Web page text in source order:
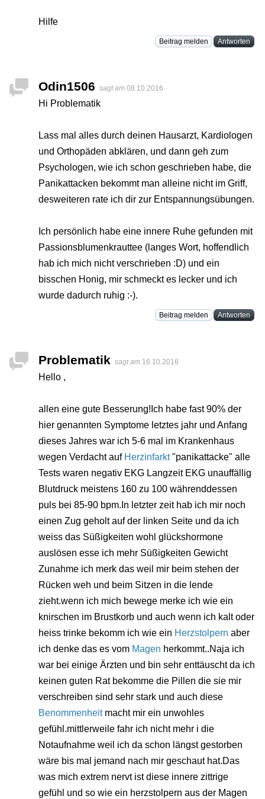
Hilfe
Beitrag melden Antworten
Odin1506 sagt am 08.10.2016
Hi Problematik
Lass mal alles durch deinen Hausarzt, Kardiologen
und Orthopäden abklären, und dann geh zum
Psychologen, wie ich schon geschrieben habe, die
Panikattacken bekommt man alleine nicht im Griff,
desweiteren rate ich dir zur Entspannungsübungen.
Ich persönlich habe eine innere Ruhe gefunden mit
Passionsblumenkrauttee (langes Wort, hoffendlich
hab ich mich nicht verschrieben :D) und ein
bisschen Honig, mir schmeckt es lecker und ich
wurde dadurch ruhig :-).
Beitrag melden Antworten
Problematik sagt am 16.10.2016
Hello ,
allen eine gute Besserung!Ich habe fast 90% der
hier genannten Symptome letztes jahr und Anfang
dieses Jahres war ich 5-6 mal im Krankenhaus
wegen Verdacht auf Herzinfarkt"panikattacke" alle
Tests waren negativ EKG Langzeit EKG unauffällig
Blutdruck meistens 160 zu 100 währenddessen
puls bei 85-90 bpm.In letzter zeit hab ich mir noch
einen Zug geholt auf der linken Seite und da ich
weiss das Süßigkeiten wohl glückshormone
auslösen esse ich mehr Süßigkeiten Gewicht
Zunahme ich merk das weil mir beim stehen der
Rücken weh und beim Sitzen in die lende
zieht.wenn ich mich bewege merke ich wie ein
knirschen im Brustkorb und auch wenn ich kalt oder
heiss trinke bekomm ich wie ein Herzstolpern aber
ich denke das es vom Magen herkommt..Naja ich
war bei einige Ärzten und bin sehr enttäuscht da ich
keinen guten Rat bekomme die Pillen die sie mir
verschreiben sind sehr stark und auch diese
Benommenheitmacht mir ein unwohles
gefühl.mittlerweile fahr ich nicht mehr i die
Notaufnahme weil ich da schon längst gestorben
wäre bis mal jemand nach mir geschaut hat.Das
was mich extrem nervt ist diese innere zittrige
gefühl und so wie ein herzstolpern aus der Magen